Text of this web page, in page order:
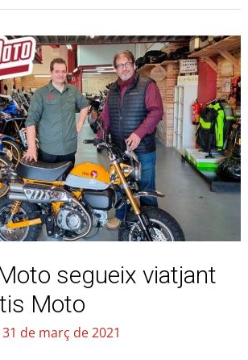
segueix viatjant
Moto
31 de març de 2021